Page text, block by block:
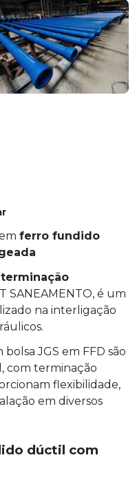
ferro fundido
SANEAMENTO, é um
na interligação
JGS em FFD são
com terminação
flexibilidade,
em diversos
dúctil com